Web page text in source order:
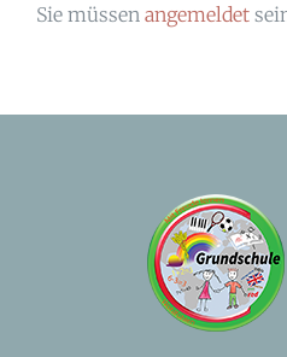
Sie müssen angemeldet